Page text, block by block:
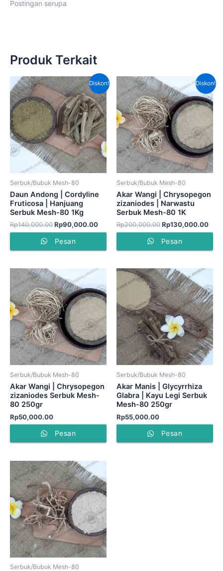
Postingan serupa
Produk Terkait
Diskon!
Serbuk/Bubuk Mesh-80
Daun Andong | Cordyline
Fruticosa | Hanjuang
Serbuk Mesh-80 1Kg
Rp140,000.00
Harga
aslinya
adalah:
Rp140,000.00.
Rp90,000.00
Harga
saat
ini
adalah:
Rp90,000.00.
Pesan
Diskon!
Serbuk/Bubuk Mesh-80
Akar Wangi | Chrysopegon
zizaniodes | Narwastu
Serbuk Mesh-80 1K
Rp200,000.00
Harga
aslinya
adalah:
Rp200,000.00.
Rp130,000.00
saat
ini
Pesan
Serbuk/Bubuk Mesh-80
Akar Wangi | Chrysopegon
zizaniodes Serbuk Mesh-
80 250gr
Rp50,000.00
Pesan
Serbuk/Bubuk Mesh-80
Akar Manis | Glycyrrhiza
Glabra | Kayu Legi Serbuk
Mesh-80 250gr
Rp55,000.00
Pesan
Serbuk/Bubuk Mesh-80